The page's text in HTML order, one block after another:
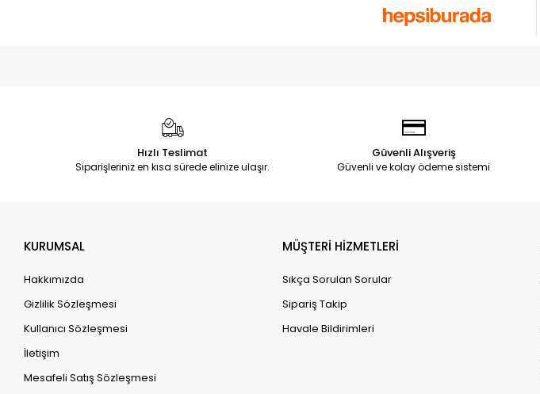
Hızlı Teslimat
Siparişleriniz en kısa sürede elinize ulaşır.
Güvenli Alışveriş
Güvenli ve kolay ödeme sistemi
KURUMSAL
Hakkımızda
Gizlilik Sözleşmesi
Kullanıcı Sözleşmesi
İletişim
Mesafeli Satış Sözleşmesi
MÜŞTERİ HİZMETLERİ
Sıkça Sorulan Sorular
Sipariş Takip
Havale Bildirimleri